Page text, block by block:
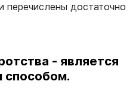
перечислены достаточно
- является
способом.